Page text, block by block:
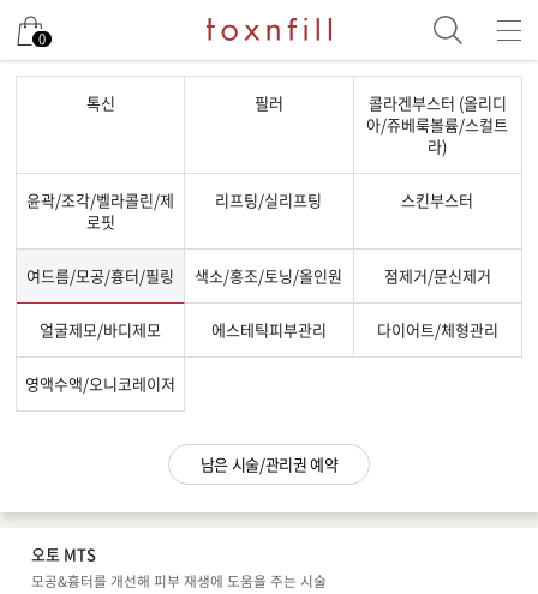
0
톡신 필러
콜라겐부스터 (올리디
아/쥬베룩볼륨/스컬트
라)
윤곽/조각/벨라콜린/제
로핏
리프팅/실리프팅 스킨부스터
여드름/모공/흉터/필링 색소/홍조/토닝/올인원 점제거/문신제거
얼굴제모/바디제모 에스테틱피부관리 다이어트/체형관리
영액수액/오니코레이저
남은 시술/관리권 예약
오토 MTS
모공&흉터를 개선해 피부 재생에 도움을 주는 시술
남은 시술/관리권 예약
남은 시술/관리권 종류 선택
색소
여드름/모공
스킨케어
제모
체형
항노화수액